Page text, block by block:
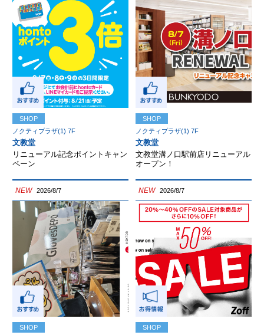
SHOP
ノクティプラザ(1) 7F
文教堂
リニューアル記念ポイントキャン
ペーン
SHOP
ノクティプラザ(1) 7F
文教堂
文教堂溝ノ口駅前店リニューアル
オープン！
NEW 2026/8/7
SHOP
NEW 2026/8/7
SHOP